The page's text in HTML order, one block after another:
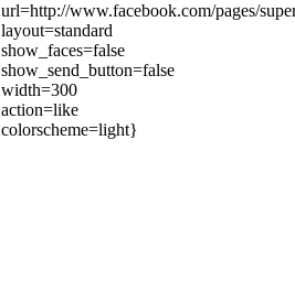
url=http://www.facebook.com/pages/
layout=standard
show_faces=false
show_send_button=false
width=300
action=like
colorscheme=light}